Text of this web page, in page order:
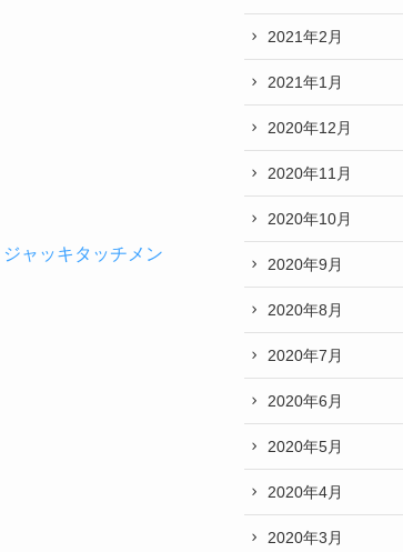
ャッキタッチメン
2021年2月
2021年1月
2020年12月
2020年11月
2020年10月
2020年9月
2020年8月
2020年7月
2020年6月
2020年5月
2020年4月
2020年3月